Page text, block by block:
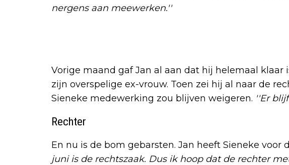
nergens aan meewerken.''
Vorige maand gaf Jan al aan dat hij helemaal klaar
zijn overspelige ex-vrouw. Toen zei hij al naar de
Sieneke medewerking zou blijven weigeren. ''Er
Rechter
En nu is de bom gebarsten. Jan heeft Sieneke voor
juni is de rechtszaak. Dus ik hoop dat de rechter